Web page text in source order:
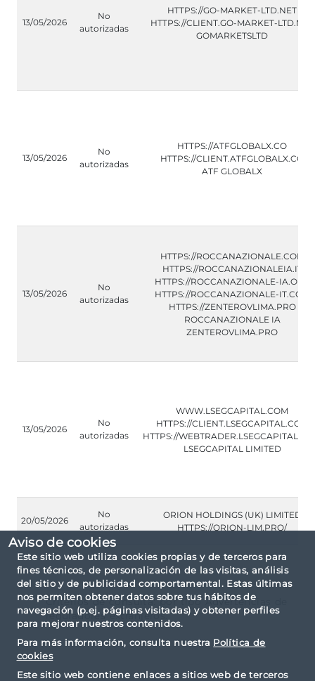
Aviso de cookies
Este sitio web utiliza cookies propias y de terceros para
fines técnicos, de personalización de las visitas, análisis
del sitio y de publicidad comportamental. Estas últimas
nos permiten obtener datos sobre tus hábitos de
navegación (p.ej. páginas visitadas) y obtener perfiles
para mejorar nuestros contenidos.
Para más información, consulta nuestra Política de
cookies
Este sitio web contiene enlaces a sitios web de terceros
13/05/2026
No
autorizadas
HTTPS://GO-MARKET-LTD.NET
HTTPS://CLIENT.GO-MARKET-LTD.NET
GOMARKETSLTD
13/05/2026
No
autorizadas
HTTPS://ATFGLOBALX.CO
HTTPS://CLIENT.ATFGLOBALX.CO
ATF GLOBALX
13/05/2026
No
autorizadas
HTTPS://ROCCANAZIONALE.COM
HTTPS://ROCCANAZIONALEIA.IT
HTTPS://ROCCANAZIONALE-IA.ORG
HTTPS://ROCCANAZIONALE-IT.COM
HTTPS://ZENTEROVLIMA.PRO
ROCCANAZIONALE IA
ZENTEROVLIMA.PRO
13/05/2026
No
autorizadas
WWW.LSEGCAPITAL.COM
HTTPS://CLIENT.LSEGCAPITAL.COM
HTTPS://
LSEGCAPITAL LIMITED
20/05/2026
No
autorizadas
ORION HOLDINGS (UK) LIMITED
HTTPS://ORION-LIM.PRO/
Criterios de consulta: por tipo Advertencias de
reguladores extranjeros.